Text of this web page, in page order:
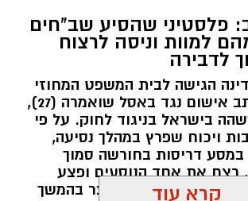
החטיבה לשמירה על הקרקע
ישראל (רמ"י), מחדשת בימים אלה
באזור ואדי ענים שבנגב.
בבאר שבע כתב אישום נגד באסל שואמרה (27),
בישראל בניגוד לחוק. על פי
ויכוח שפרץ במהלך נסיעה,
דריסות בחורשה סמוך
רצח את אחד הנוסעים ופצע
נמלט מהזירה ונעצר בהמשך
קרא עוד
אולי יעניין אותך גם